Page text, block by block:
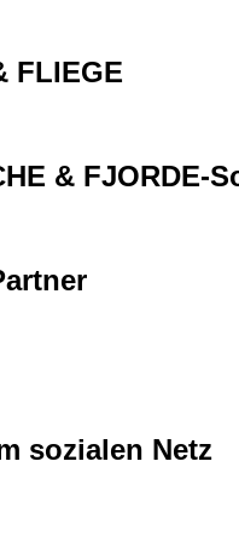
FLIEGE
& FJORDE-
sozialen Netz